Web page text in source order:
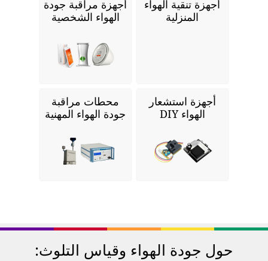
أجهزة تنقية الهواء
المنزلية
أجهزة مراقبة جودة
الهواء الشخصية
أجهزة استشعار
الهواء DIY
محطات مراقبة
جودة الهواء المهنية
حول جودة الهواء وقياس التلوث: